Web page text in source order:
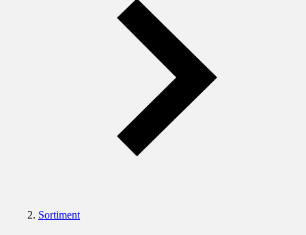
Sortiment